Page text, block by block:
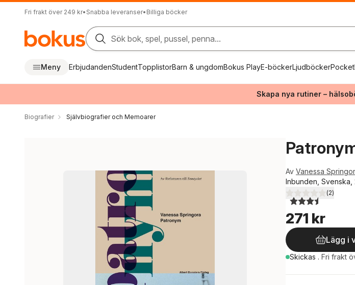
Fri frakt över 249 kr• Snabba leveranser• Billiga böcker
Sök bok, spel, pussel, penna...
Meny ErbjudandenStudentTopplistorBarn & ungdomBokus PlayE-böckerLjudböcker
Skapa nya rutiner –
Biografier Självbiografier och Memoarer
Av Vanessa
Inbunden, Svenska,
3,5utav 5 stjärnor.
(2)
271 kr
Lägg i
Skickas . Fri frakt